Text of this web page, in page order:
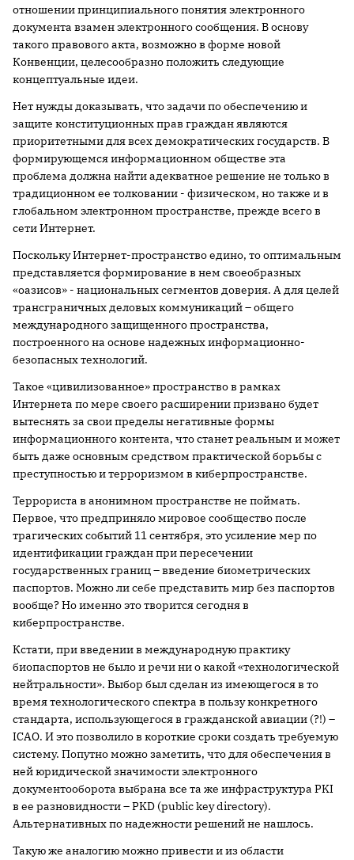
отношении принципиального понятия электронного
документа взамен электронного сообщения. В основу
такого правового акта, возможно в форме новой
Конвенции, целесообразно положить следующие
концептуальные идеи.
Нет нужды доказывать, что задачи по обеспечению и
защите конституционных прав граждан являются
приоритетными для всех демократических государств. В
формирующемся информационном обществе эта
проблема должна найти адекватное решение не только в
традиционном ее толковании - физическом, но также и в
глобальном электронном пространстве, прежде всего в
сети Интернет.
Поскольку Интернет-пространство едино, то оптимальным
представляется формирование в нем своеобразных
«оазисов» - национальных сегментов доверия. А для целей
трансграничных деловых коммуникаций – общего
международного защищенного пространства,
построенного на основе надежных информационно-
безопасных технологий.
Такое «цивилизованное» пространство в рамках
Интернета по мере своего расширении призвано будет
вытеснять за свои пределы негативные формы
информационного контента, что станет реальным и может
быть даже основным средством практической борьбы с
преступностью и терроризмом в киберпространстве.
Террориста в анонимном пространстве не поймать.
Первое, что предприняло мировое сообщество после
трагических событий 11 сентября, это усиление мер по
идентификации граждан при пересечении
государственных границ – введение биометрических
паспортов. Можно ли себе представить мир без паспортов
вообще? Но именно это творится сегодня в
киберпространстве.
Кстати, при введении в международную практику
биопаспортов не было и речи ни о какой «технологической
нейтральности». Выбор был сделан из имеющегося в то
время технологического спектра в пользу конкретного
стандарта, использующегося в гражданской авиации (?!) –
ICAO. И это позволило в короткие сроки создать требуемую
систему. Попутно можно заметить, что для обеспечения в
ней юридической значимости электронного
документооборота выбрана все та же инфраструктура PKI
в ее разновидности – PKD (public key directory).
Альтернативных по надежности решений не нашлось.
Такую же аналогию можно привести и из области